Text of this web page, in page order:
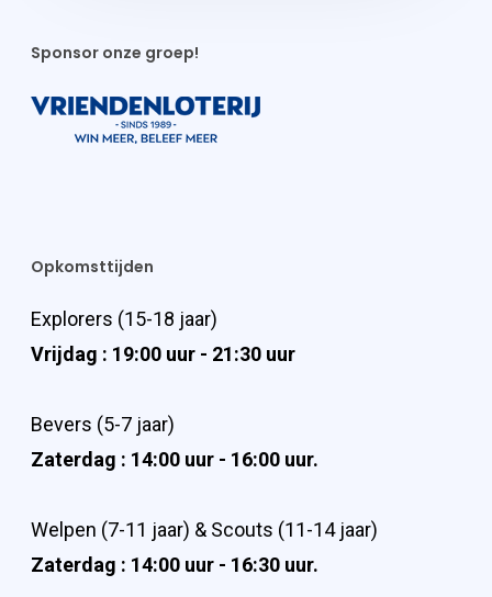
Sponsor onze groep!
Opkomsttijden
Explorers (15-18 jaar)
Vrijdag : 19:00 uur - 21:30 uur
Bevers (5-7 jaar)
Zaterdag : 14:00 uur - 16:00 uur.
Welpen (7-11 jaar) & Scouts (11-14 jaar)
Zaterdag : 14:00 uur - 16:30 uur.